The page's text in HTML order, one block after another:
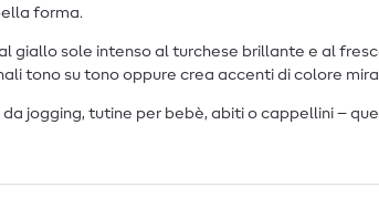
forma.
giallo sole intenso al turchese brillante e al
tono su tono oppure crea accenti di colore
jogging, tutine per bebè, abiti o cappellini –